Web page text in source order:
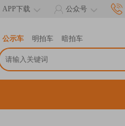
APP下载 公众号
公示车 明拍车 暗拍车